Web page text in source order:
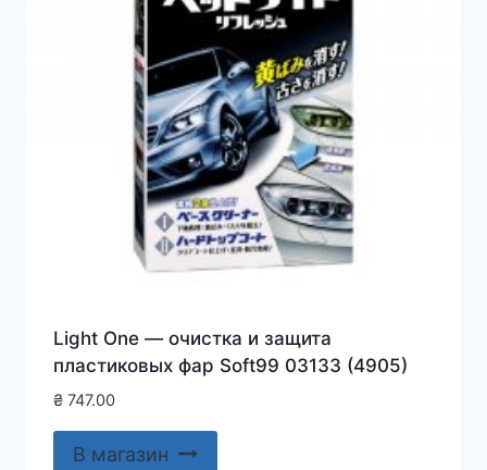
Light One — очистка и защита
пластиковых фар Soft99 03133 (4905)
₴747.00
В магазин